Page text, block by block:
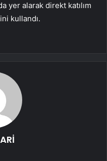
yer alarak direkt katılım
kullandı.